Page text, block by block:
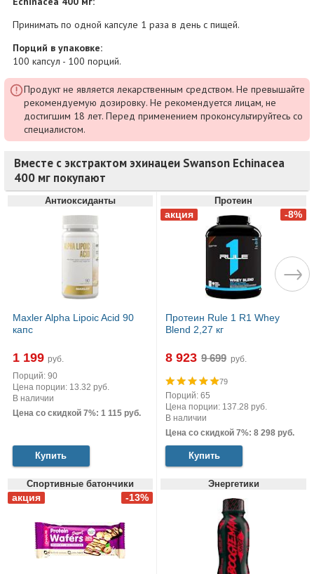
Принимать по одной капсуле 1 раза в день с пищей.
Порций в упаковке:
100 капсул - 100 порций.
Продукт не является лекарственным средством. Не превышайте
рекомендуемую дозировку. Не рекомендуется лицам, не
достигшим 18 лет. Перед применением проконсультируйтесь со
специалистом.
Вместе с экстрактом эхинацеи Swanson Echinacea
400 мг покупают
Антиоксиданты
Maxler Alpha Lipoic Acid 90
капс
1 199 руб.
Порций: 90
Цена порции: 13.32 руб.
В наличии
Цена со скидкой 7%: 1 115 руб.
Купить
Протеин
Протеин Rule 1 R1 Whey
Blend 2,27 кг
8 923 руб.
79
Порций: 65
Цена порции: 137.28 руб.
В наличии
Цена со скидкой 7%: 8 298 руб.
Купить
Спортивные батончики Энергетики